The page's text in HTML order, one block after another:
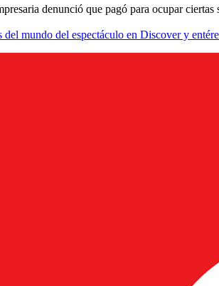
denunció que pagó para ocupar
del mundo del espectáculo en Discover y